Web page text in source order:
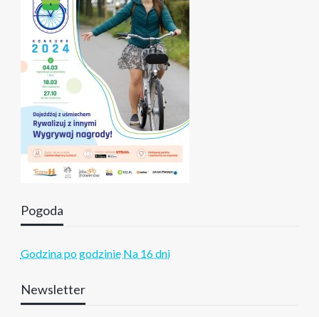
Pogoda
Godzina po godzinie Na 16 dni
Newsletter